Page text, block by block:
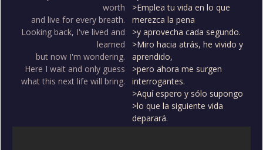
worth
and live for every breath.
Looking back, I've lived and
learned
but now I'm wondering.
Here I wait and only guess
what this next life will bring.
>Emplea tu vida en lo que
merezca la pena
>y aprovecha cada segundo.
>Miro hacia atrás, he vivido y
aprendido,
>pero ahora me surgen
interrogantes.
>Aquí espero y sólo supongo
>lo que la siguiente vida
deparará.